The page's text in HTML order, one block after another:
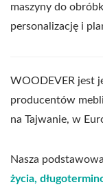
maszyny do
personalizację i
WOODEVER jest
producentów
na Tajwanie, w
Nasza
życia,